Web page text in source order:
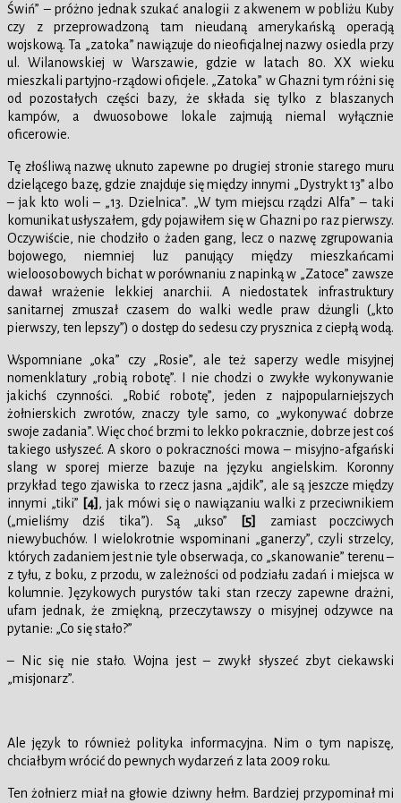
Świń” – próżno jednak szukać analogii z akwenem w pobliżu Kuby
czy z przeprowadzoną tam nieudaną amerykańską operacją
wojskową. Ta „zatoka” nawiązuje do nieoficjalnej nazwy osiedla przy
ul. Wilanowskiej w Warszawie, gdzie w latach 80. XX wieku
mieszkali partyjno-rządowi oficjele. „Zatoka” w Ghazni tym różni się
od pozostałych części bazy, że składa się tylko z blaszanych
kampów, a dwuosobowe lokale zajmują niemal wyłącznie
oficerowie.
Tę złośliwą nazwę uknuto zapewne po drugiej stronie starego muru
dzielącego bazę, gdzie znajduje się między innymi „Dystrykt 13” albo
– jak kto woli – „13. Dzielnica”. „W tym miejscu rządzi Alfa” – taki
komunikat usłyszałem, gdy pojawiłem się w Ghazni po raz pierwszy.
Oczywiście, nie chodziło o żaden gang, lecz o nazwę zgrupowania
bojowego, niemniej luz panujący między mieszkańcami
wieloosobowych bichat w porównaniu z napinką w „Zatoce” zawsze
dawał wrażenie lekkiej anarchii. A niedostatek infrastruktury
sanitarnej zmuszał czasem do walki wedle praw dżungli („kto
pierwszy, ten lepszy”) o dostęp do sedesu czy prysznica z ciepłą wodą.
Wspomniane „oka” czy „Rosie”, ale też saperzy wedle misyjnej
nomenklatury „robią robotę”. I nie chodzi o zwykłe wykonywanie
jakichś czynności. „Robić robotę”, jeden z najpopularniejszych
żołnierskich zwrotów, znaczy tyle samo, co „wykonywać dobrze
swoje zadania”. Więc choć brzmi to lekko pokracznie, dobrze jest coś
takiego usłyszeć. A skoro o pokraczności mowa – misyjno-afgański
slang w sporej mierze bazuje na języku angielskim. Koronny
przykład tego zjawiska to rzecz jasna „ajdik”, ale są jeszcze między
innymi „tiki” [4] , jak mówi się o nawiązaniu walki z przeciwnikiem
(„mieliśmy dziś tika”). Są „ukso”
[5]
zamiast poczciwych
niewybuchów. I wielokrotnie wspominani „ganerzy”, czyli strzelcy,
których zadaniem jest nie tyle obserwacja, co „skanowanie” terenu –
z tyłu, z boku, z przodu, w zależności od podziału zadań i miejsca w
kolumnie. Językowych purystów taki stan rzeczy zapewne drażni,
ufam jednak, że zmiękną, przeczytawszy o misyjnej odzywce na
pytanie: „Co się stało?”
– Nic się nie stało. Wojna jest – zwykł słyszeć zbyt ciekawski
„misjonarz”.
Ale język to również polityka informacyjna. Nim o tym napiszę,
chciałbym wrócić do pewnych wydarzeń z lata 2009 roku.
Ten żołnierz miał na głowie dziwny hełm. Bardziej przypominał mi